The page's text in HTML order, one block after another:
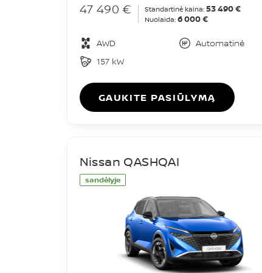
47 490 € Standartinė kaina: 53 490 €
Nuolaida: 6 000 €
AWD
Automatinė
157 kW
GAUKITE PASIŪLYMĄ
sandėlyje
Nissan QASHQAI